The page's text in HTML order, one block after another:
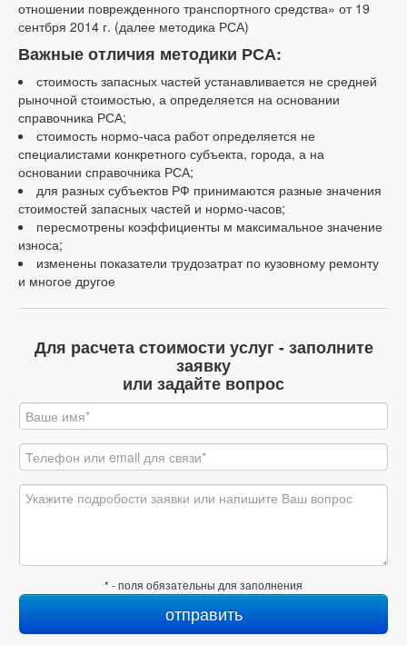
отношении поврежденного транспортного средства» от 19
сентбря 2014 г. (далее методика РСА)
Важные отличия методики РСА:
стоимость запасных частей устанавливается не средней
рыночной стоимостью, а определяется на основании
справочника РСА;
стоимость нормо-часа работ определяется не
специалистами конкретного субъекта, города, а на
основании справочника РСА;
для разных субъектов РФ принимаются разные значения
стоимостей запасных частей и нормо-часов;
пересмотрены коэффициенты м максимальное значение
износа;
изменены показатели трудозатрат по кузовному ремонту
и многое другое
Для расчета стоимости услуг - заполните
заявку
или задайте вопрос
* - поля обязательны для заполнения